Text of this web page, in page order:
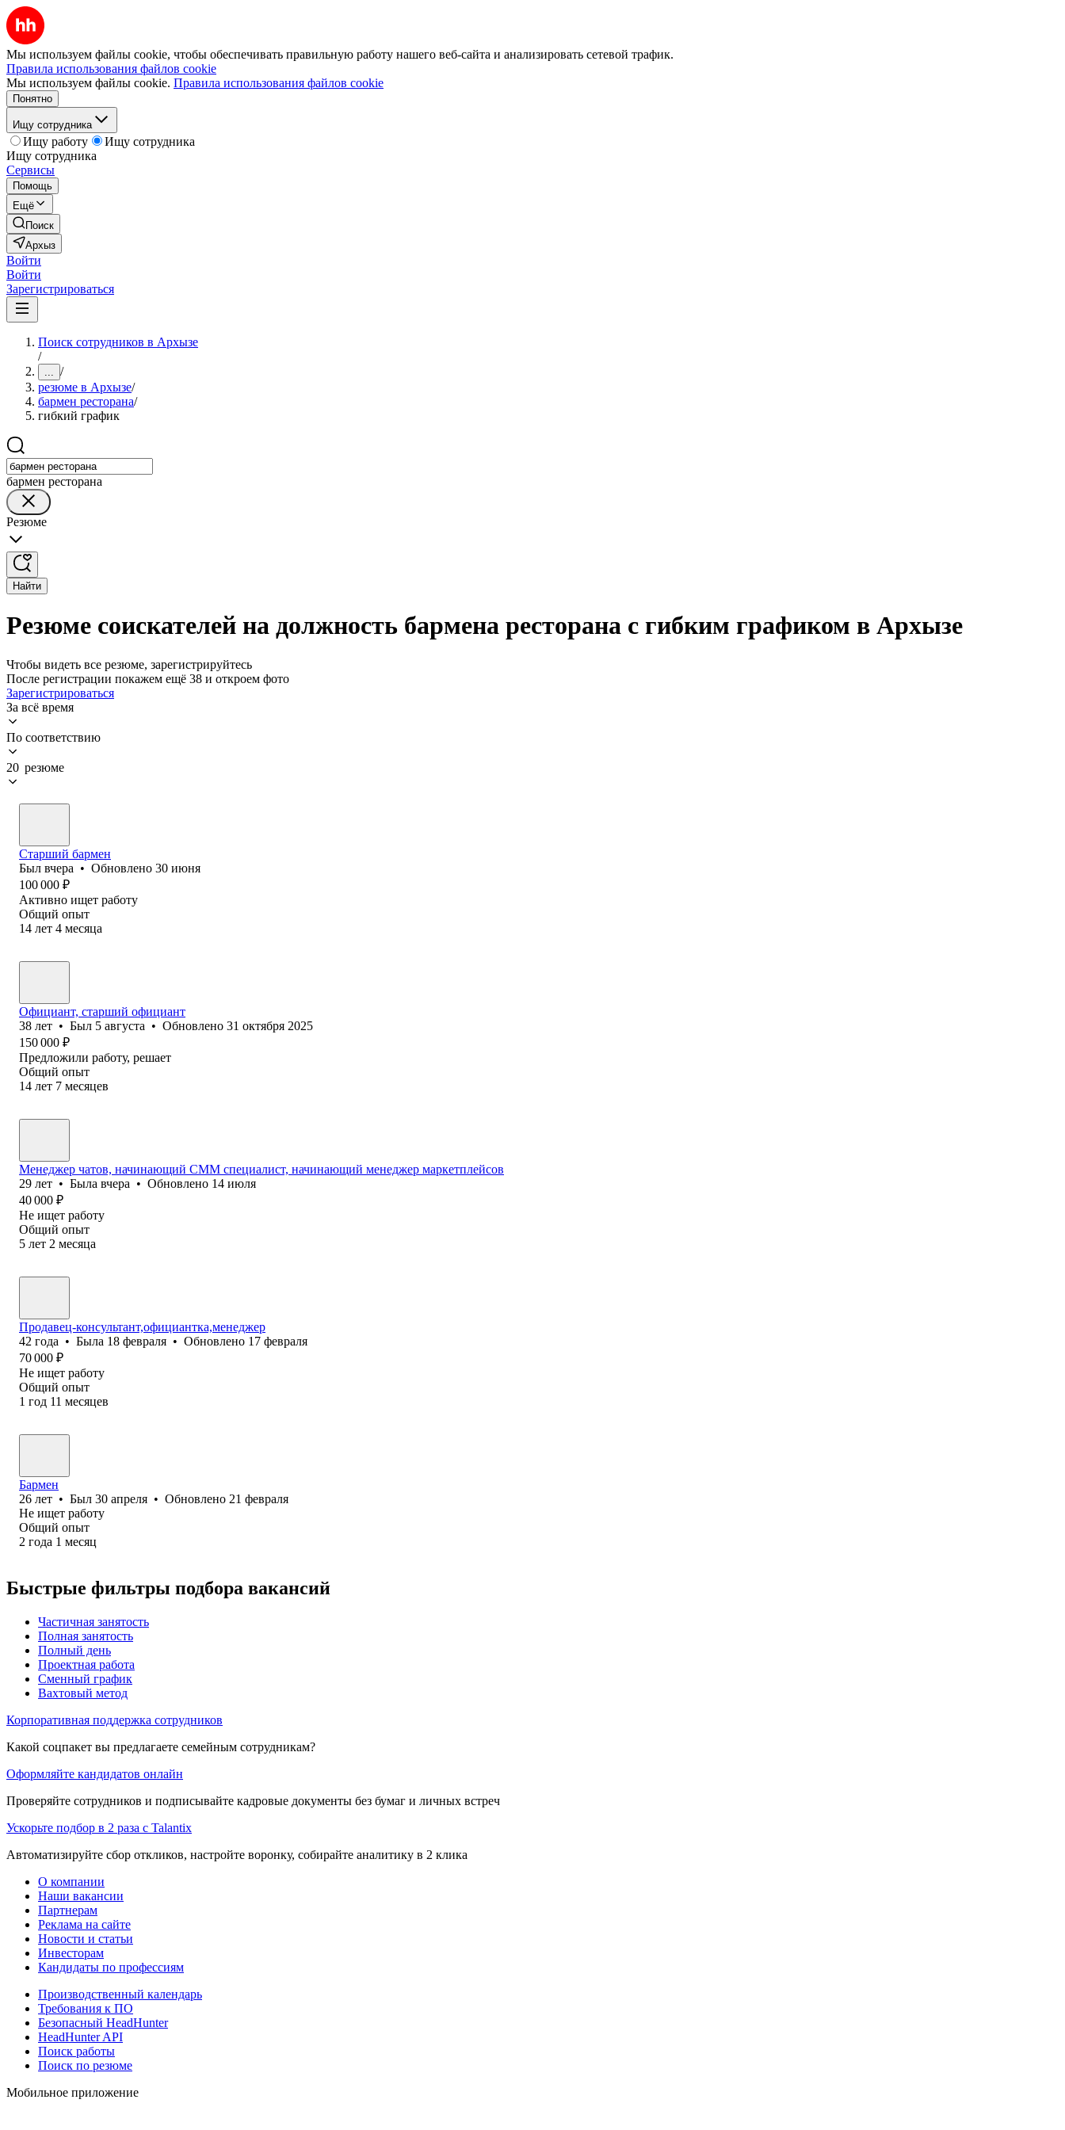
Мы используем файлы cookie, чтобы обеспечивать правильную работу нашего веб-сайта и анализировать сетевой трафик.
Правила использования файлов cookie
Мы используем файлы cookie. Правила использования файлов cookie
Понятно
Ищу сотрудника
Ищу работу
Ищу сотрудника
Ищу сотрудника
Сервисы
Помощь
Ещё
Поиск
Архыз
Войти
Войти
Зарегистрироваться
Поиск сотрудников в Архызе
/
... /
резюме в Архызе/
бармен ресторана/
гибкий график
бармен ресторана
Резюме
Найти
Резюме соискателей на должность бармена ресторана с гибким графиком в Архызе
Чтобы видеть все резюме, зарегистрируйтесь
После регистрации покажем ещё 38 и откроем фото
Зарегистрироваться
За всё время
По соответствию
20 резюме
Старший бармен
Был вчера • Обновлено 30 июня
100 000 ₽
Активно ищет работу
Общий опыт
14 лет 4 месяца
Официант, старший официант
38 лет • Был 5 августа • Обновлено 31 октября 2025
150 000 ₽
Предложили работу, решает
Общий опыт
14 лет 7 месяцев
Менеджер чатов, начинающий СММ специалист, начинающий менеджер маркетплейсов
29 лет • Была вчера • Обновлено 14 июля
40 000 ₽
Не ищет работу
Общий опыт
5 лет 2 месяца
Продавец-консультант,официантка,менеджер
42 года • Была 18 февраля • Обновлено 17 февраля
70 000 ₽
Не ищет работу
Общий опыт
1 год 11 месяцев
Бармен
26 лет • Был 30 апреля • Обновлено 21 февраля
Не ищет работу
Общий опыт
2 года 1 месяц
Быстрые фильтры подбора вакансий
Частичная занятость
Полная занятость
Полный день
Проектная работа
Сменный график
Вахтовый метод
Корпоративная поддержка сотрудников
Какой соцпакет вы предлагаете семейным сотрудникам?
Оформляйте кандидатов онлайн
Проверяйте сотрудников и подписывайте кадровые документы без бумаг и личных встреч
Ускорьте подбор в 2 раза с Talantix
Автоматизируйте сбор откликов, настройте воронку, собирайте аналитику в 2 клика
О компании
Наши вакансии
Партнерам
Реклама на сайте
Новости и статьи
Инвесторам
Кандидаты по профессиям
Производственный календарь
Требования к ПО
Безопасный HeadHunter
HeadHunter API
Поиск работы
Поиск по резюме
Мобильное приложение